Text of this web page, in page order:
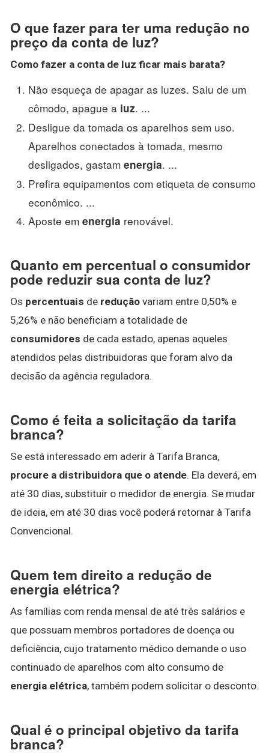
O que fazer para ter uma redução no
preço da conta de luz?
Como fazer a conta de luz ficar mais barata?
Não esqueça de apagar as luzes. Saiu de um
cômodo, apague a luz. ...
Desligue da tomada os aparelhos sem uso.
Aparelhos conectados à tomada, mesmo
desligados, gastam energia. ...
Prefira equipamentos com etiqueta de consumo
econômico. ...
Aposte em energia renovável.
Quanto em percentual o consumidor
pode reduzir sua conta de luz?
Os percentuais de redução variam entre 0,50% e
5,26% e não beneficiam a totalidade de
consumidores de cada estado, apenas aqueles
atendidos pelas distribuidoras que foram alvo da
decisão da agência reguladora.
Como é feita a solicitação da tarifa
branca?
Se está interessado em aderir à Tarifa Branca,
procure a distribuidora que o atende. Ela deverá, em
até 30 dias, substituir o medidor de energia. Se mudar
de ideia, em até 30 dias você poderá retornar à Tarifa
Convencional.
Quem tem direito a redução de
energia elétrica?
As famílias com renda mensal de até três salários e
que possuam membros portadores de doença ou
deficiência, cujo tratamento médico demande o uso
continuado de aparelhos com alto consumo de
energia elétrica, também podem solicitar o desconto.
Qual é o principal objetivo da tarifa
branca?